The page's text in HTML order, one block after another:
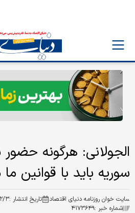
الجولانی: هرگونه
سوریه باید با قوانین
سایت خوان روزنامه دنیای اقتصاد تاریخ انتشار :
شماره خبر :۴۱۷۳۶۴۹